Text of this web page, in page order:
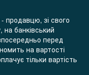
продавцю, зі свого
на банківський
перед
на вартості
тільки вартість